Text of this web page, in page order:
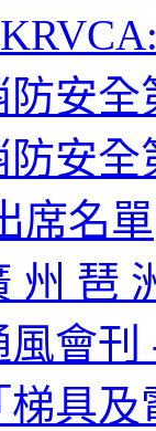
防安全
防安全
席名單
州 琶
風會刊
梯具